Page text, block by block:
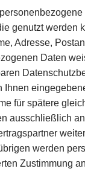
genutzt werden
Adresse,
Daten
Ihnen
für spätere
ausschließlich
werden
Zustimmung